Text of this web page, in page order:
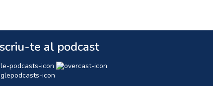
te al podcast